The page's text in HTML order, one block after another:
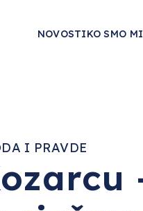
NOVOSTIKO SMO MI
I PRAVDE